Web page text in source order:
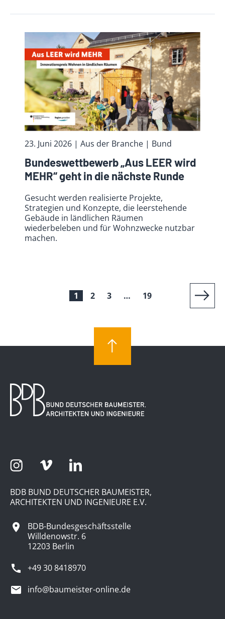
23. Juni 2026 | Aus der Branche | Bund
Bundeswettbewerb „Aus LEER wird
MEHR“ geht in die nächste Runde
Gesucht werden realisierte Projekte,
Strategien und Konzepte, die leerstehende
Gebäude in ländlichen Räumen
wiederbeleben und für Wohnzwecke nutzbar
machen.
1 2 3 … 19
BDB BUND DEUTSCHER BAUMEISTER,
ARCHITEKTEN UND INGENIEURE E.V.
BDB-Bundesgeschäftsstelle
Willdenowstr. 6
12203 Berlin
+49 30 8418970
info@baumeister-online.de